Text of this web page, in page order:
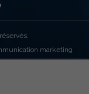
marketing